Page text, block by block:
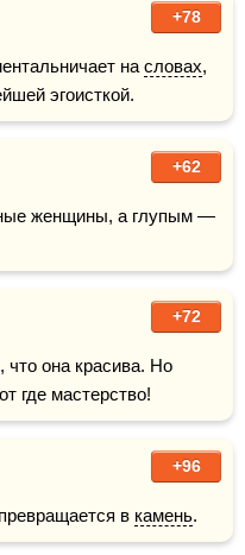
+78
на словах,
эгоисткой.
+62
женщины, а глупым —
+72
она красива. Но
где мастерство!
+96
в камень.